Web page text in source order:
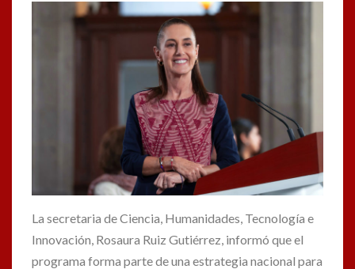
La secretaria de Ciencia, Humanidades, Tecnología e
Innovación, Rosaura Ruiz Gutiérrez, informó que el
programa forma parte de una estrategia nacional para